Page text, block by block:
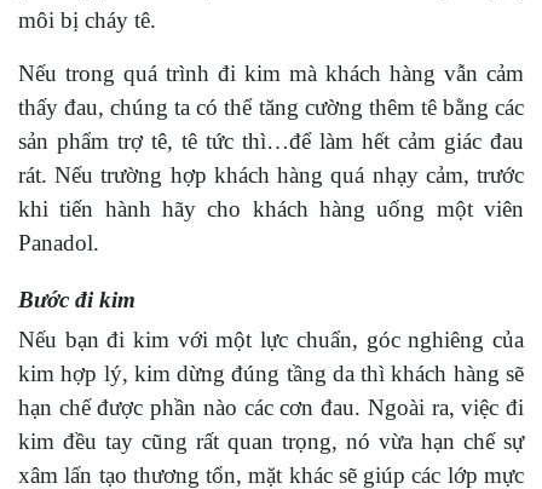
môi bị cháy tê.
Nếu trong quá trình đi kim mà khách hàng vẫn cảm
thấy đau, chúng ta có thể tăng cường thêm tê bằng các
sản phẩm trợ tê, tê tức thì…để làm hết cảm giác đau
rát. Nếu trường hợp khách hàng quá nhạy cảm, trước
khi tiến hành hãy cho khách hàng uống một viên
Panadol.
Bước đi kim
Nếu bạn đi kim với một lực chuẩn, góc nghiêng của
kim hợp lý, kim dừng đúng tầng da thì khách hàng sẽ
hạn chế được phần nào các cơn đau. Ngoài ra, việc đi
kim đều tay cũng rất quan trọng, nó vừa hạn chế sự
xâm lấn tạo thương tổn, mặt khác sẽ giúp các lớp mực